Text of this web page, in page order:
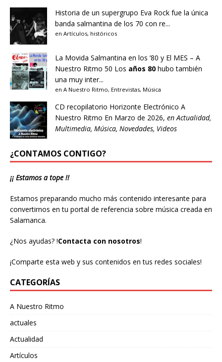
Historia de un supergrupo Eva Rock fue la única
banda salmantina de los 70 con re...
en Artículos, históricos
La Movida Salmantina en los ’80 y El MES – A
Nuestro Ritmo 50 Los años 80 hubo también
una muy inter...
en A Nuestro Ritmo, Entrevistas, Música
CD recopilatorio Horizonte Electrónico A
Nuestro Ritmo En Marzo de 2026, enActualidad,
Multimedia, Música, Novedades, Videos
¿CONTAMOS CONTIGO?
¡¡ Estamos a tope !!
Estamos preparando mucho más contenido interesante para
convertirnos en tu portal de referencia sobre música creada en
Salamanca.
¿Nos ayudas? !Contacta con nosotros!
¡Comparte esta web y sus contenidos en tus redes sociales!
CATEGORÍAS
A Nuestro Ritmo
actuales
Actualidad
Artículos